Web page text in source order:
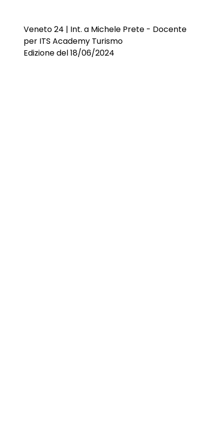
Veneto 24 | Int. a Michele Prete - Docente
per ITS Academy Turismo
Edizione del 18/06/2024